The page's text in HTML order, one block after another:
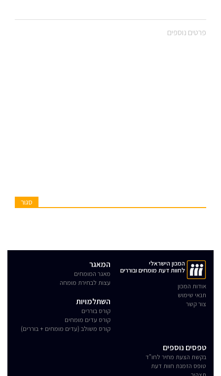
פרטים נוספים
סגור
המכון הישראלי
לחוות דעת מומחים ובוררים
אודות המכון
תנאי שימוש
צור קשר
המאגר
מאגר המומחים
עצות לבחירת מומחה
השתלמויות
קורס בוררים
קורס עדים מומחים
קורס משולב (עדים מומחים + בוררים)
טפסים נוספים
בקשת הצעת מחיר לחו"ד
טופס הזמנת חוות דעת